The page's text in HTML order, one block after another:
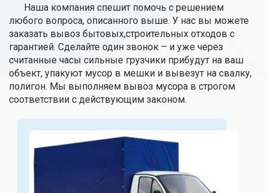
Наша компания спешит помочь с решением
любого вопроса, описанного выше. У нас вы можете
заказать вывоз бытовых,строительных отходов с
гарантией. Сделайте один звонок – и уже через
считанные часы сильные грузчики прибудут на ваш
объект, упакуют мусор в мешки и вывезут на свалку,
полигон. Мы выполняем вывоз мусора в строгом
соответствии с действующим законом.